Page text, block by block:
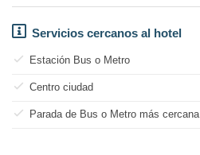
Servicios cercanos al hotel
Estación Bus o Metro
Centro ciudad
Parada de Bus o Metro más cercana